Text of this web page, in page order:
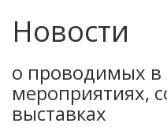
Новости
о проводимых в
мероприятиях,
выставках